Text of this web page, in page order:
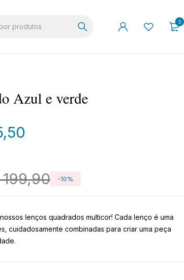
0
Azul e verde
-10%
lenços quadrados multicor! Cada lenço é uma
cuidadosamente combinadas para criar uma peça